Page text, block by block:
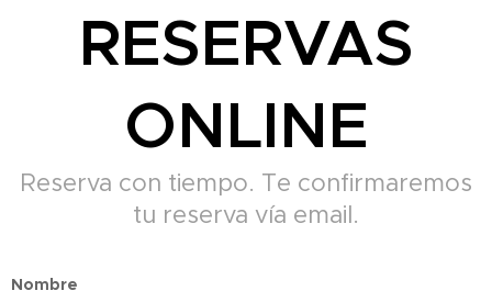
RESERVAS
ONLINE
Reserva con tiempo. Te confirmaremos
tu reserva vía email.
Nombre